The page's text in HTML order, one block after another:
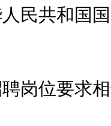
共和国国
位要求相